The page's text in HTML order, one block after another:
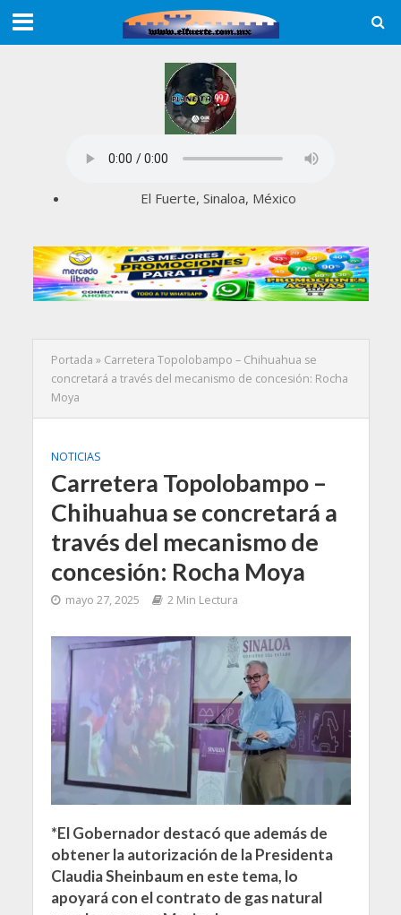
El Fuerte, Sinaloa, México
Portada » Carretera Topolobampo – Chihuahua se
concretará a través del mecanismo de concesión: Rocha
Moya
NOTICIAS
Carretera Topolobampo –
Chihuahua se concretará a
través del mecanismo de
concesión: Rocha Moya
mayo 27, 2025 2 Min Lectura
*El Gobernador destacó que además de
obtener la autorización de la Presidenta
Claudia Sheinbaum en este tema, lo
apoyará con el contrato de gas natural